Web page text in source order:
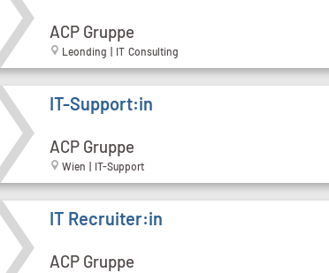
ACP Gruppe
Leonding | IT Consulting
IT-Support:in
ACP Gruppe
Wien | IT-Support
IT Recruiter:in
ACP Gruppe